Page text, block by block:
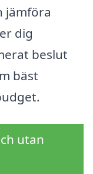
jämföra
dig
beslut
bäst
utan